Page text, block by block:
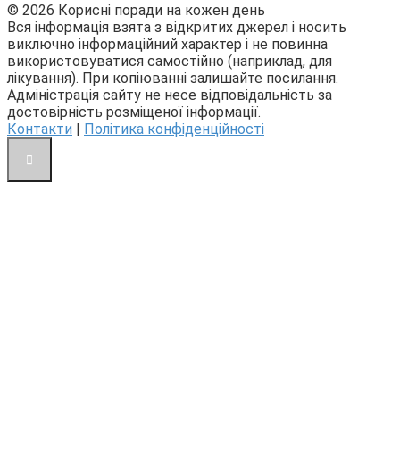
© 2026 Корисні поради на кожен день
Вся інформація взята з відкритих джерел і носить
виключно інформаційний характер і не повинна
використовуватися самостійно (наприклад, для
лікування). При копіюванні залишайте посилання.
Адміністрація сайту не несе відповідальність за
достовірність розміщеної інформації.
Контакти | Політика конфіденційності